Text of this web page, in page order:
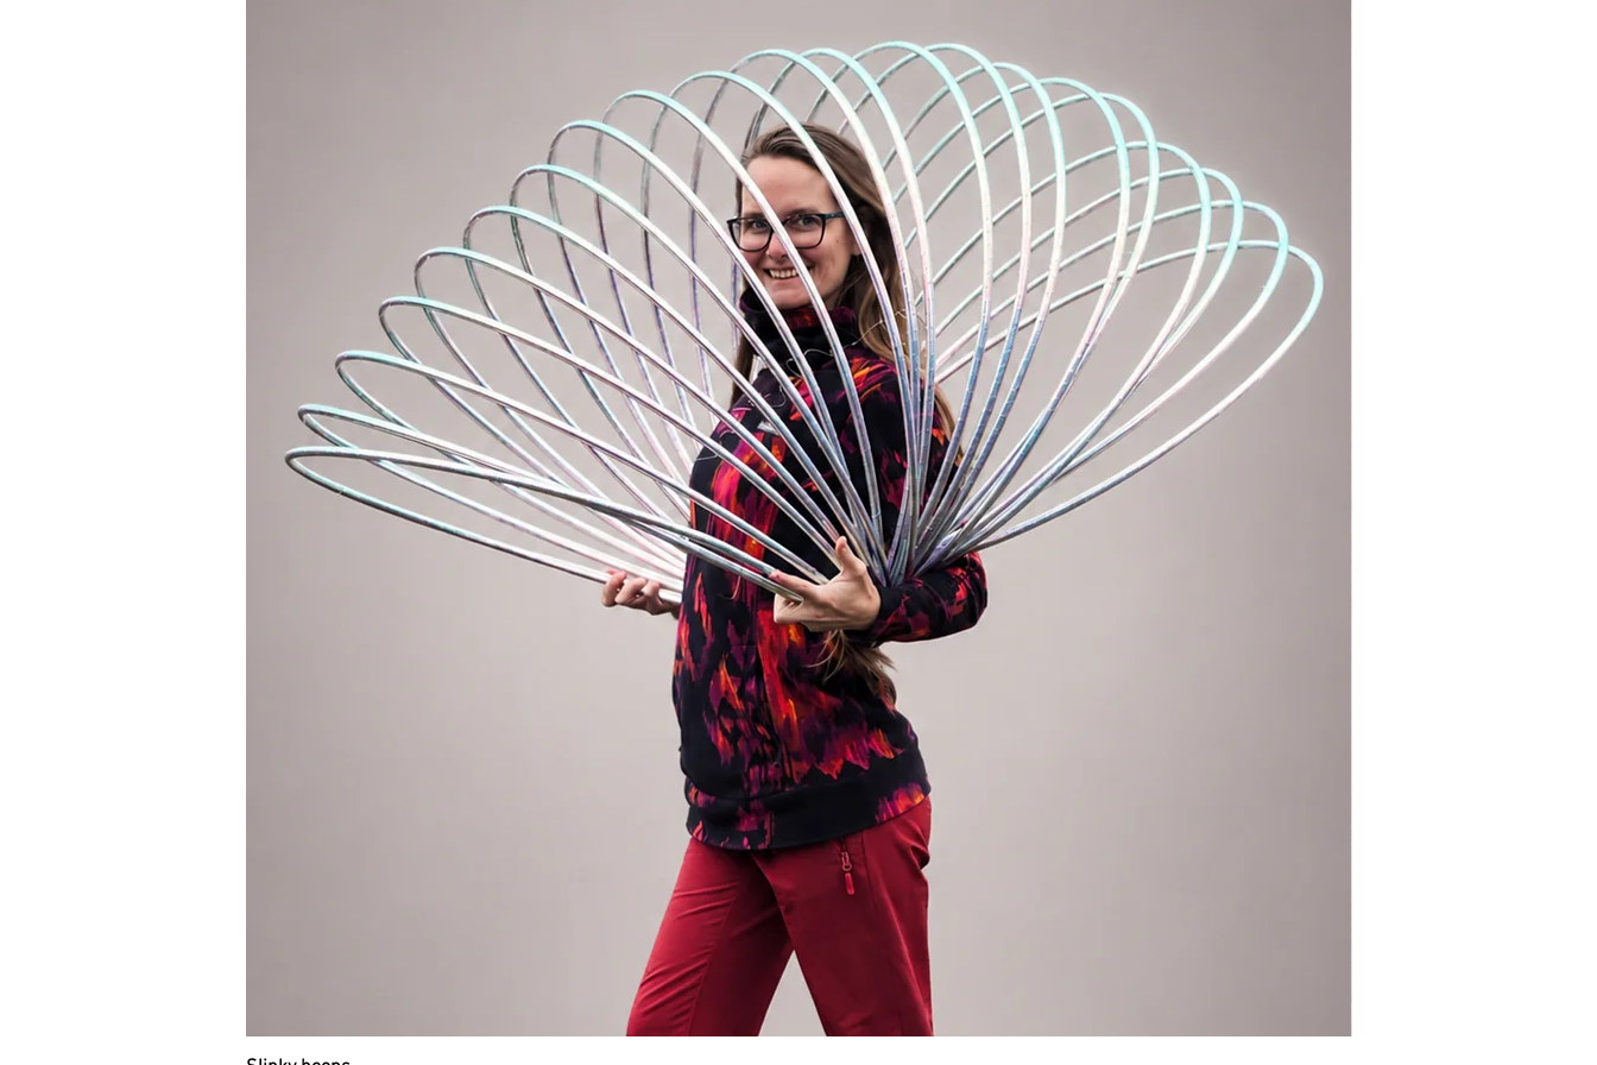
levnější kategorie, se kterými si při tréninku dovolíte cokoliv či dražší
kvalitnější vějíře, se kterými chcete vystupovat, u nás si vybere každý.
Jaký je rozdíl mezi tréninkovými vějíří a vějíři premium?
Tréninkové hedvábné vějířejsou levnější než vějíře premium. Jsou vyrobeny
z lehčího 100% hedvábí, které krásně plyne v prostoru. Protože je hedvábí
lehčí, je náchylnější k oděru či poškození. Všechny vějíře jsou kontrolovány a
vyhovují našim vysokým standardům kvality. Některé vějíře vyrábíme sami
a jiné vějíře jsou vyrobeny našimi partnery v zahraničí. Protože my sami s
výrobou a barvením hedvábí teprve začínáme a tento proces trvá dlouhé
roky, než každá část bude naprosto perfektní, jako tréninkové vějíře
nabízíme také ty, které vyrábíme sami a nevyhovují našemu standardu
“premium” – to znamená že například přechod barev není dokonalý či se
vyskytly malé nedokonalosti v průběhu lepení hedvábí na dřevěný korpus.
Vzhledem k ceně samotného hedvábí se snažíme i tyto vějíře poslat do
světa za sníženou cenu. O veškerých nedokonalostech, které nemají žádný
vliv na funkčnost vějířů, budete předem informováni v popisu zboží.
jsou vyrobeny ze 100% hedvábí habotai 8 či
pongé 5 a ručně barveny a lepeny v naší dílně. Každý pár vějířů je originál a
nikdy nevyrábíme 2 sety naprosto totožné (vzhledem k ruční výrobě to ani
není možné). Spodní okraj vějířů je opatřen lemem zabraňujícím třepení.
Barvy jsou na hedvábí zafixovány teplem a proto vějíře neztrácejí svou
barevnost. Doporučujeme nejdříve promyslet účel, ke kterému Vaše vějíře
Hedvábí pongé 5 je jemné, lehké a krásně plynoucí v prostoru. Vhodnější
pro pomalejší pohyb. Vzhledem ke své gramáži je “průhlednější” a barvy
se tak mohou zdát méně výrazné. Jemnější hedvábí je náchylnější k
protržení. Doporučujeme tedy spíše tančit s těmito vějíři uvnitř. V
Hedvábí habotai 8 je nejvyšší gramáž, kterou u nás najdete. Znamená to,
že je nejkvalitnější a tedy nejdražší. Vzhledem k vyšší gramáži tolik
neplyne tolik v prostoru, barvy jsou výraznější, je méně průhledné,
krásně lesklé a nejméně náchylné k prodření. Při flow je charakteristické